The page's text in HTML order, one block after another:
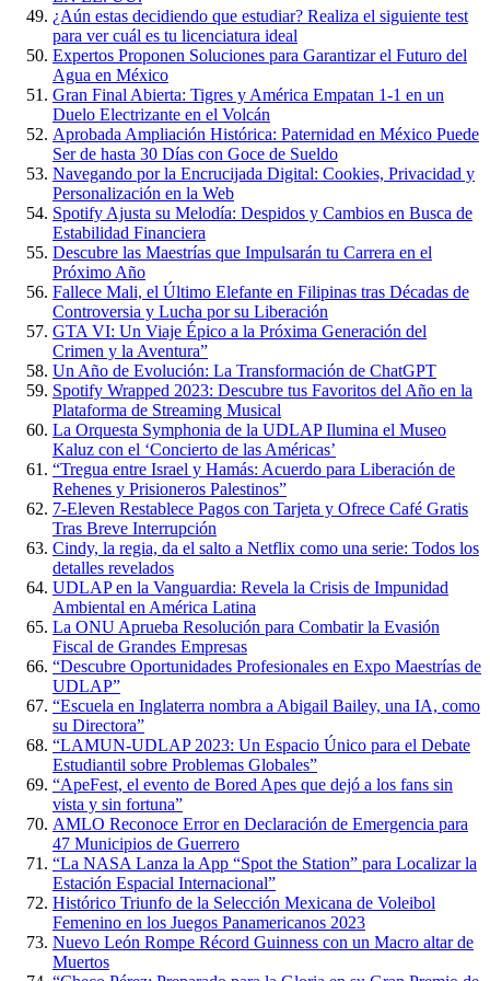
¿Aún estas decidiendo que estudiar? Realiza el siguiente test
para ver cuál es tu licenciatura ideal
Expertos Proponen Soluciones para Garantizar el Futuro del
Agua en México
Gran Final Abierta: Tigres y América Empatan 1-1 en un
Duelo Electrizante en el Volcán
Aprobada Ampliación Histórica: Paternidad en México Puede
Ser de hasta 30 Días con Goce de Sueldo
Navegando por la Encrucijada Digital: Cookies, Privacidad y
Personalización en la Web
Spotify Ajusta su Melodía: Despidos y Cambios en Busca de
Estabilidad Financiera
Descubre las Maestrías que Impulsarán tu Carrera en el
Próximo Año
Fallece Mali, el Último Elefante en Filipinas tras Décadas de
Controversia y Lucha por su Liberación
GTA VI: Un Viaje Épico a la Próxima Generación del
Crimen y la Aventura”
Un Año de Evolución: La Transformación de ChatGPT
Spotify Wrapped 2023: Descubre tus Favoritos del Año en la
Plataforma de Streaming Musical
La Orquesta Symphonia de la UDLAP Ilumina el Museo
Kaluz con el ‘Concierto de las Américas’
“Tregua entre Israel y Hamás: Acuerdo para Liberación de
Rehenes y Prisioneros Palestinos”
7-Eleven Restablece Pagos con Tarjeta y Ofrece Café Gratis
Tras Breve Interrupción
Cindy, la regia, da el salto a Netflix como una serie: Todos los
detalles revelados
UDLAP en la Vanguardia: Revela la Crisis de Impunidad
Ambiental en América Latina
La ONU Aprueba Resolución para Combatir la Evasión
Fiscal de Grandes Empresas
“Descubre Oportunidades Profesionales en Expo Maestrías de
UDLAP”
“Escuela en Inglaterra nombra a Abigail Bailey, una IA, como
su Directora”
“LAMUN-UDLAP 2023: Un Espacio Único para el Debate
Estudiantil sobre Problemas Globales”
“ApeFest, el evento de Bored Apes que dejó a los fans sin
vista y sin fortuna”
AMLO Reconoce Error en Declaración de Emergencia para
47 Municipios de Guerrero
“La NASA Lanza la App “Spot the Station” para Localizar la
Estación Espacial Internacional”
Histórico Triunfo de la Selección Mexicana de Voleibol
Femenino en los Juegos Panamericanos 2023
Nuevo León Rompe Récord Guinness con un Macro altar de
Muertos